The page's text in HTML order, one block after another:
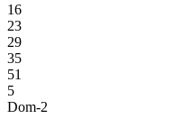
16
23
29
35
51
5
Dom-2